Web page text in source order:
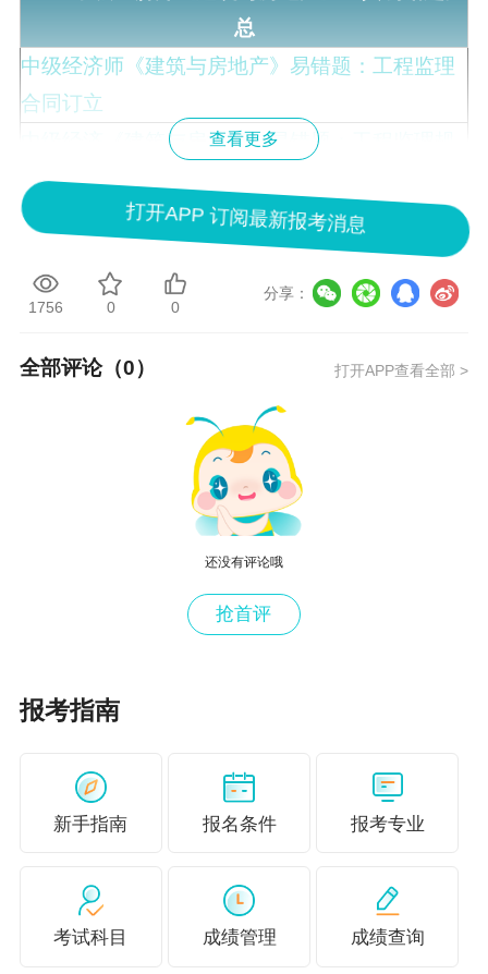
总
中级经济师《建筑与房地产》易错题：工程监理
合同订立
中级经济《建筑与房地产》易错题：工程监理规
划
中级经济师《建筑与房地产》易错题：工程监理
中级经济师《建筑与房地产》易错题：工程风险
中级经济《建筑与房地产》易错题：建筑工程一
中级《建筑与房地产》易错题：建筑工程一切险
中级《建筑与房地产》易错题：新一代智能制造
技术在建筑业的应用
中级《建筑与房地产》易错题：BIM技术在规划
中级《建筑与房地产》易错题：BIM技术在运营
中级经济师《建筑与房地产》易错题：BIM技术
中级《建筑与房地产》易错题：可再生能源利用
中级经济师《建筑与房地产》易错题：室内环境
中级经济《建筑与房地产》易错题：建筑节能
中级经济《建筑与房地产》易错题：建筑节水与
查看更多
打开APP 订阅最新报考消息
1756 0 0
分享：
全部评论（0） 打开APP查看全部 >
还没有评论哦
抢首评
报考指南
新手指南 报名条件 报考专业
考试科目 成绩管理 成绩查询